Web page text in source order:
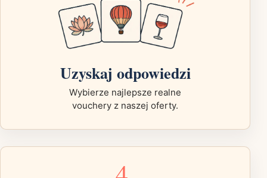
Uzyskaj odpowiedzi
Wybierze najlepsze realne
vouchery z naszej oferty.